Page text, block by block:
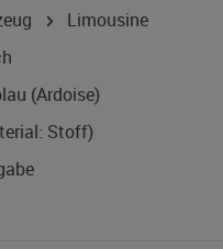
Limousine
(Ardoise)
Stoff)